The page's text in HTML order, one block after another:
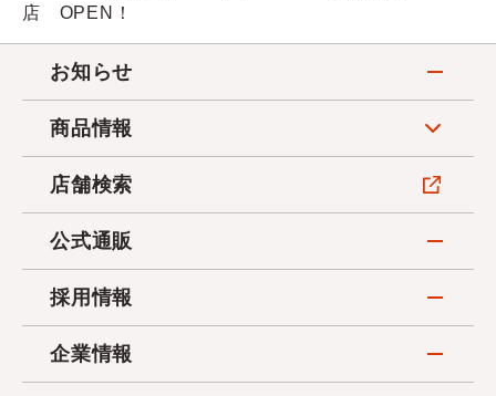
店 OPEN！
お知らせ
商品情報
店舗検索
公式通販
採用情報
企業情報